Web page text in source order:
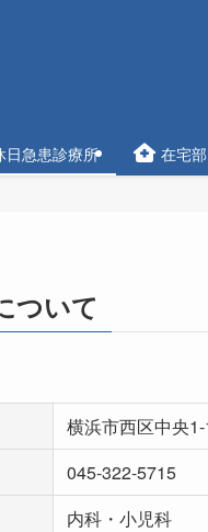
日急患診療所 在宅
ついて
横浜市西区中央
045-322-5715
内科・小児科